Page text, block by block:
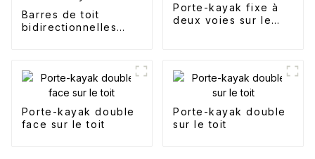
Barres de toit
bidirectionnelles
Porte-kayak fixe à
deux voies sur le
Porte-kayak double
face sur le toit
Porte-kayak double
sur le toit